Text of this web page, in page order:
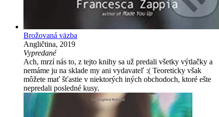
Brožovaná väzba
Angličtina, 2019
Vypredané
Ach, mrzí nás to, z tejto knihy sa už predali všetky výtlačky a
nemáme ju na sklade my ani vydavateľ :( Teoreticky však
môžete mať šťastie v niektorých iných obchodoch, ktoré ešte
nepredali posledné kusy.